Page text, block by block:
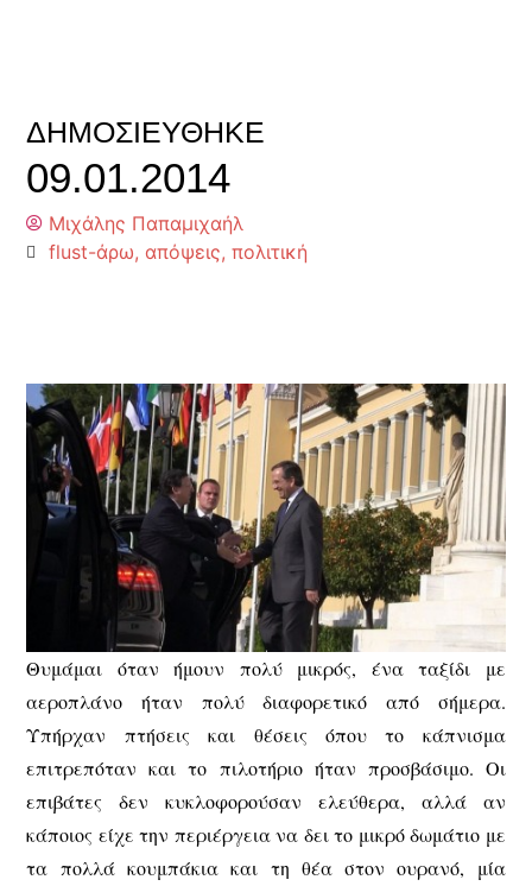
ΔΗΜΟΣΙΕΎΘΗΚΕ
09.01.2014
Μιχάλης Παπαμιχαήλ
flust-άρω,απόψεις,πολιτική
Θυμάμαι όταν ήμουν πολύ μικρός, ένα ταξίδι με
αεροπλάνο ήταν πολύ διαφορετικό από σήμερα.
Υπήρχαν πτήσεις και θέσεις όπου το κάπνισμα
επιτρεπόταν και το πιλοτήριο ήταν προσβάσιμο. Οι
επιβάτες δεν κυκλοφορούσαν ελεύθερα, αλλά αν
κάποιος είχε την περιέργεια να δει το μικρό δωμάτιο με
τα πολλά κουμπάκια και τη θέα στον ουρανό, μία